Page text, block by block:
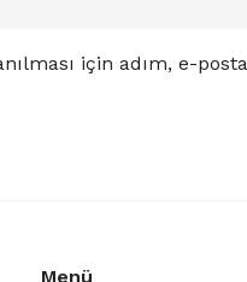
için adım, e-
Menü